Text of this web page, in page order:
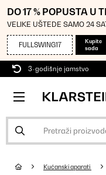
DO 17 % POPUSTA U
VELIKE UŠTEDE SAMO 24
FULLSWING17
Kupite
sada
3-godišnje jamstvo
Kućanski aparati